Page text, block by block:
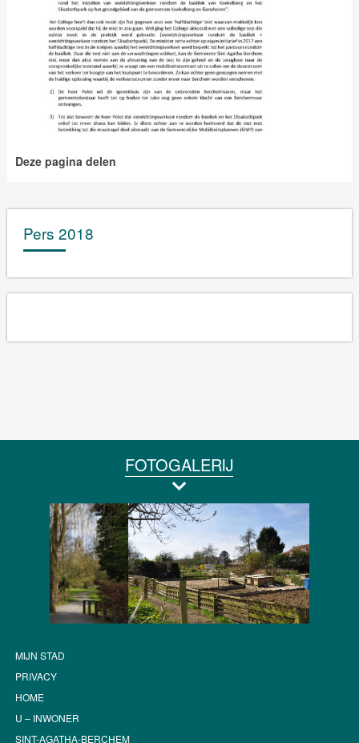
Deze pagina delen
Pers 2018
FOTOGALERIJ
MIJN STAD
PRIVACY
HOME
U – INWONER
SINT-AGATHA-BERCHEM